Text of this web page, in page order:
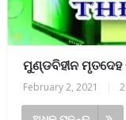
ମୁଣ୍ଡବିହୀନ ମୃତଦେହ
February 2, 2021